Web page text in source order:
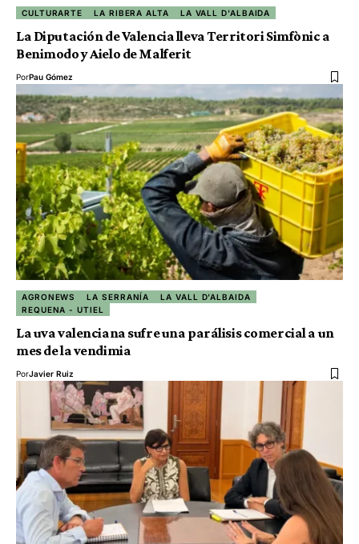
CULTURARTE LA RIBERA ALTA LA VALL D'ALBAIDA
La Diputación de Valencia lleva Territori Simfònic a
Benimodo y Aielo de Malferit
PorPau Gómez
AGRONEWS LA SERRANÍA
LA VALL D'ALBAIDA
REQUENA - UTIEL
La uva valenciana sufre una parálisis comercial a un
mes de la vendimia
PorJavier Ruiz